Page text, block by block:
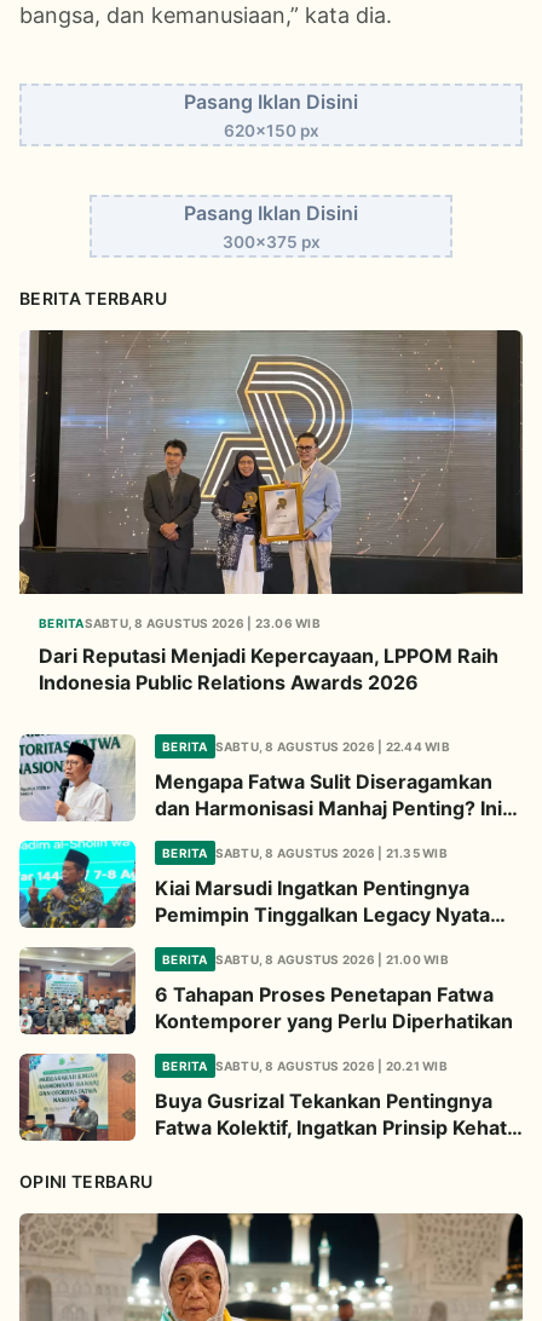
bangsa, dan kemanusiaan,” kata dia.
Pasang Iklan Disini
620x150 px
Pasang Iklan Disini
300x375 px
BERITA TERBARU
BERITASABTU, 8 AGUSTUS 2026 | 23.06 WIB
Dari Reputasi Menjadi Kepercayaan, LPPOM Raih
Indonesia Public Relations Awards 2026
BERITA SABTU, 8 AGUSTUS 2026 | 22.44 WIB
Mengapa Fatwa Sulit Diseragamkan
dan Harmonisasi Manhaj Penting? Ini
Penjelasan Kiai Cholil
BERITA SABTU, 8 AGUSTUS 2026 | 21.35 WIB
Kiai Marsudi Ingatkan Pentingnya
Pemimpin Tinggalkan Legacy Nyata
untuk Umat
BERITA SABTU, 8 AGUSTUS 2026 | 21.00 WIB
6 Tahapan Proses Penetapan Fatwa
Kontemporer yang Perlu Diperhatikan
BERITA SABTU, 8 AGUSTUS 2026 | 20.21 WIB
Buya Gusrizal Tekankan Pentingnya
Fatwa Kolektif, Ingatkan Prinsip Kehati-
OPINI TERBARU